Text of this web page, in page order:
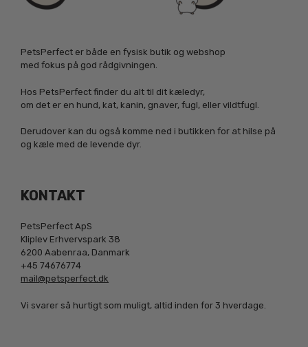
PetsPerfect er både en fysisk butik og webshop
med fokus på god rådgivningen.
Hos PetsPerfect finder du alt til dit kæledyr,
om det er en hund, kat, kanin, gnaver, fugl, eller vildtfugl.
Derudover kan du også komme ned i butikken for at hilse på
og kæle med de levende dyr.
KONTAKT
PetsPerfect ApS
Kliplev Erhvervspark 38
6200 Aabenraa, Danmark
+45 74676774
mail@petsperfect.dk
Vi svarer så hurtigt som muligt, altid inden for 3 hverdage.